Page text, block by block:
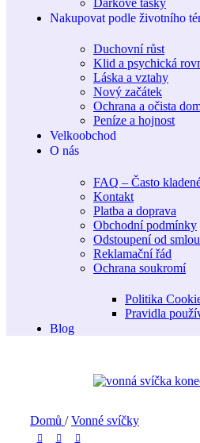
Nakupovat podle životního
Duchovní růst
Klid a psychická
Láska a vztahy
Nový začátek
Ochrana a očista
Peníze a hojnost
Velkoobchod
O nás
FAQ – Často
Kontakt
Platba a doprava
Obchodní podmínky
Odstoupení od
Reklamační řád
Ochrana soukromí
Politika
Pravidla
Blog
Domů / Vonné svíčky